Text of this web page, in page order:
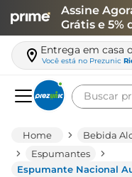
Assine
Grátis e 5%
Entrega em casa
Você está no Prezunic
Buscar
Bebida
Espumantes
Espumante Nacional
leite